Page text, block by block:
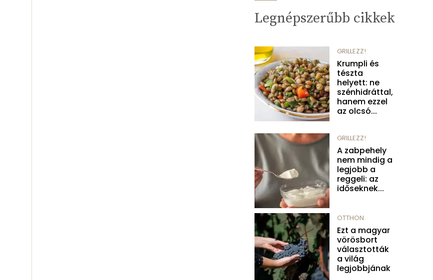
Legnépszerűbb cikkek
GRILLEZZ!
Krumpli és
tészta
helyett: ne
szénhidráttal,
hanem ezzel
az olcsó...
GRILLEZZ!
A zabpehely
nem mindig a
legjobb a
reggeli: az
időseknek...
OTTHON
Ezt a magyar
vörösbort
választották
a világ
legjobbjának